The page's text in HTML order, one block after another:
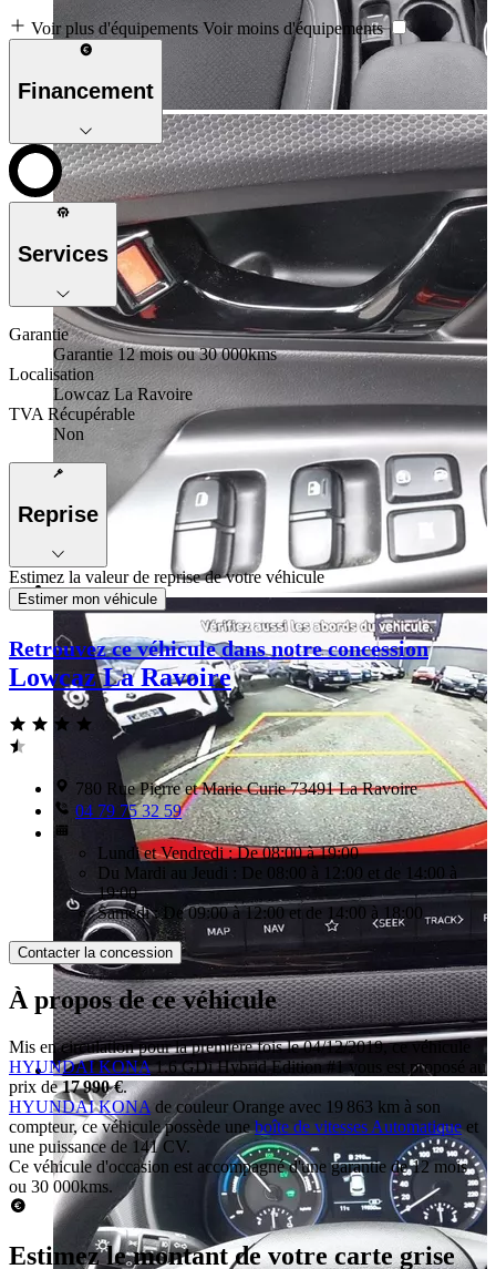
Voir plus d'équipements Voir moins d'équipements
Financement
Services
Garantie
Garantie 12 mois ou 30 000kms
Localisation
Lowcaz La Ravoire
TVA Récupérable
Non
Reprise
Estimez la valeur de reprise de votre véhicule
Estimer mon véhicule
Retrouvez ce véhicule dans notre concession
Lowcaz La Ravoire
780 Rue Pierre et Marie Curie 73491 La Ravoire
04 79 75 32 59
Lundi et Vendredi : De 08:00 à 19:00
Du Mardi au Jeudi : De 08:00 à 12:00 et de 14:00 à
19:00
Samedi : De 09:00 à 12:00 et de 14:00 à 18:00
Contacter la concession
À propos de ce véhicule
Mis en circulation pour la première fois le 04/12/2019, ce véhicule
HYUNDAI KONA1.6 GDi Hybrid Edition #1 vous est proposé au
prix de17 990 €.
HYUNDAI KONA de couleur Orange avec 19 863 km à son
compteur, ce véhicule possède uneboîte de vitesses Automatiqueet
une puissance de 141 CV.
Ce véhicule d'occasion est accompagné d'une garantie de 12 mois
ou 30 000kms.
Estimez le montant de votre carte grise